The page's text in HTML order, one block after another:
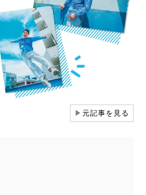
▶元記事を見る